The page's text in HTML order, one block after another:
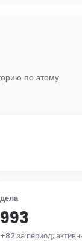
по этому
дела
993
+82 за период;